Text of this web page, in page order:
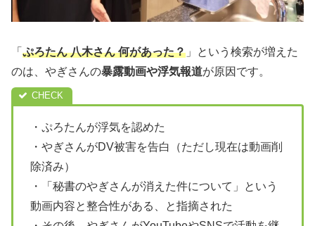
「 ぷろたん 八木さん 何があった？ 」という検索が増えた
のは、やぎさんの暴露動画や浮気報道が原因です。
・ぷろたんが浮気を認めた
・やぎさんがDV被害を告白（ただし現在は動画削
除済み）
・「秘書のやぎさんが消えた件について」という
動画内容と整合性がある、と指摘された